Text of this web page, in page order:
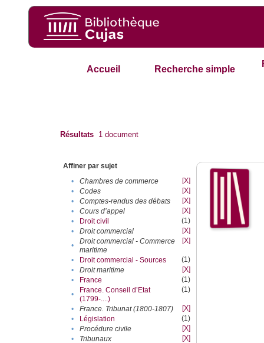
Accueil Recherche simple
Résultats 1 document
Affiner par sujet
•
Chambres de commerce
[X]
•
Codes
[X]
•
Comptes-rendus des débats
[X]
•
Cours d’appel
[X]
•
Droit civil
(1)
•
Droit commercial
[X]
•
Droit commercial - Commerce
maritime
[X]
• Droit commercial - Sources
(1)
•
Droit maritime
[X]
•
France
(1)
•
France. Conseil d’Etat
(1799-....)
(1)
• France. Tribunat (1800-1807)
[X]
•
Législation
(1)
•
Procédure civile
[X]
•
Tribunaux
[X]